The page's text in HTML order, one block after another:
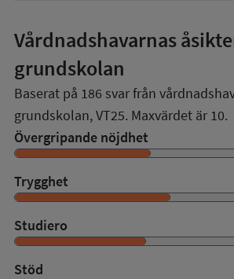
Vårdnadshavarnas
grundskolan
Baserat på 186 svar från
grundskolan,VT25. Maxvärdet är 10.
Övergripande nöjdhet
Trygghet
Studiero
Stöd